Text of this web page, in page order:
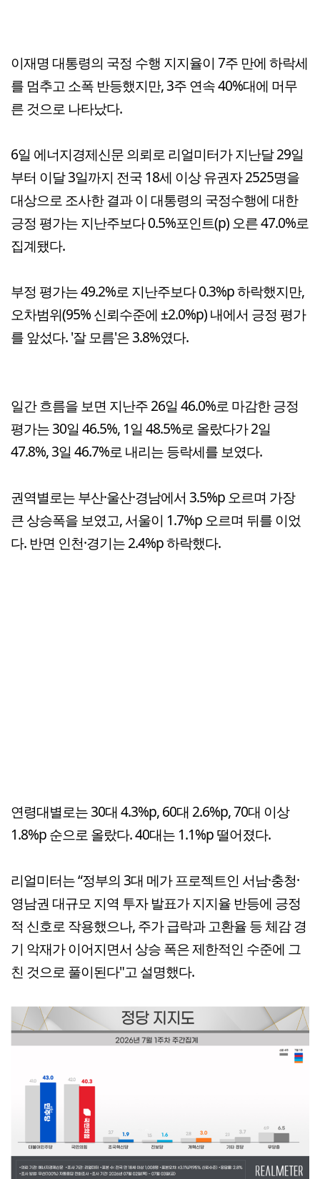
이재명 대통령의 국정 수행 지지율이 7주 만에 하락세
를 멈추고 소폭 반등했지만, 3주 연속 40%대에 머무
른 것으로 나타났다.
6일 에너지경제신문 의뢰로 리얼미터가 지난달 29일
부터 이달 3일까지 전국 18세 이상 유권자 2525명을
대상으로 조사한 결과 이 대통령의 국정수행에 대한
긍정 평가는 지난주보다 0.5%포인트(p) 오른 47.0%로
집계됐다.
부정 평가는 49.2%로 지난주보다 0.3%p 하락했지만,
오차범위(95% 신뢰수준에 ±2.0%p) 내에서 긍정 평가
를 앞섰다. '잘 모름'은 3.8%였다.
일간 흐름을 보면 지난주 26일 46.0%로 마감한 긍정
평가는 30일 46.5%, 1일 48.5%로 올랐다가 2일
47.8%, 3일 46.7%로 내리는 등락세를 보였다.
권역별로는 부산·울산·경남에서 3.5%p 오르며 가장
큰 상승폭을 보였고, 서울이 1.7%p 오르며 뒤를 이었
다. 반면 인천·경기는 2.4%p 하락했다.
연령대별로는 30대 4.3%p, 60대 2.6%p, 70대 이상
1.8%p 순으로 올랐다. 40대는 1.1%p 떨어졌다.
리얼미터는 “정부의 3대 메가 프로젝트인 서남·충청·
영남권 대규모 지역 투자 발표가 지지율 반등에 긍정
적 신호로 작용했으나, 주가 급락과 고환율 등 체감 경
기 악재가 이어지면서 상승 폭은 제한적인 수준에 그
친 것으로 풀이된다"고 설명했다.